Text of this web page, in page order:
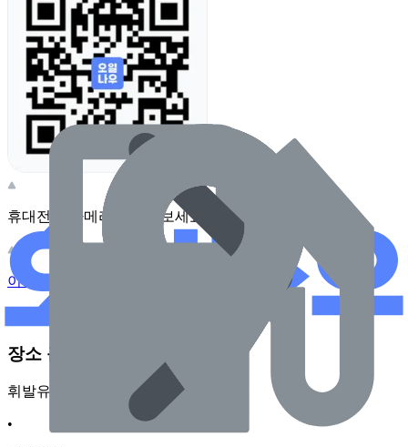
휴대전화 카메라로 찍어보세요
이 주유소의 사장님이신가요?
장소 근처 주유소
휘발유
•